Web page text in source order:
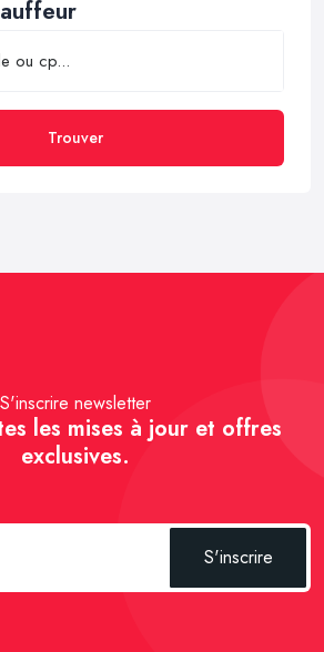
Trouver
S'inscrire newsletter
les mises à jour et offres
exclusives.
S'inscrire